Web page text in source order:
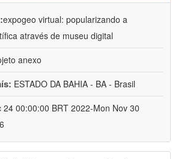
expogeo virtual: popularizando a
através de museu digital
anexo
ESTADO DA BAHIA - BA - Brasil
24 00:00:00 BRT 2022-Mon Nov 30